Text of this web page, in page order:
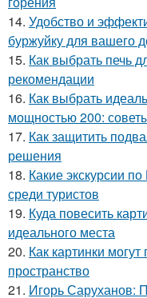
14. Удобство и
буржуйку для вашего
15. Как выбрать печь
рекомендации
16. Как выбрать
мощностью 200:
17. Как защитить
решения
18. Какие экскурсии
среди туристов
19. Куда повесить
идеального места
20. Как картинки
пространство
21. Игорь Саруханов: